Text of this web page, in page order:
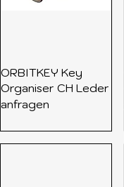
ORBITKEY Key
Organiser CH Leder
anfragen